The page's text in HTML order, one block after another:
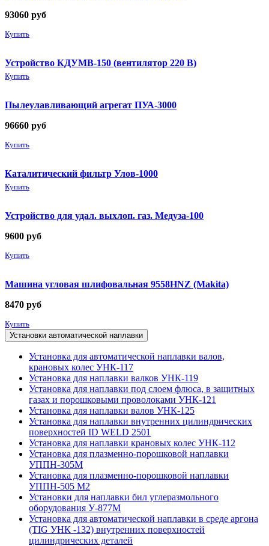
93060 руб
Купить
Устройство КДУМВ-150 (вентилятор 220 В)
Купить
Пылеулавливающий агрегат ПУА-3000
96660 руб
Купить
Каталитический фильтр Улов-1000
Купить
Устройство для удал. выхлоп. газ. Медуза-100
9600 руб
Купить
Машина угловая шлифовальная 9558HNZ (Makita)
8470 руб
Купить
Установки автоматической наплавки
Установка для автоматической наплавки валов,
крановых колес УНК-117
Установка для наплавки валков УНК-119
Установка для наплавки под слоем флюса, в защитных
газах и порошковыми проволоками УНК-121
Установка для наплавки валов УНК-125
Установка для наплавки внутренних цилиндрических
поверхностей ID WELD 2501
Установка для наплавки крановых колес УНК-112
Установка для плазменно-порошковой наплавки
УППН-305М
Установка для плазменно-порошковой наплавки
УППН-505 М2
Установки для наплавки бил углеразмольного
оборудования У-877М
Установка для автоматической наплавки в среде аргона
(TIG УНК -132) внутренних поверхностей
цилиндрических деталей